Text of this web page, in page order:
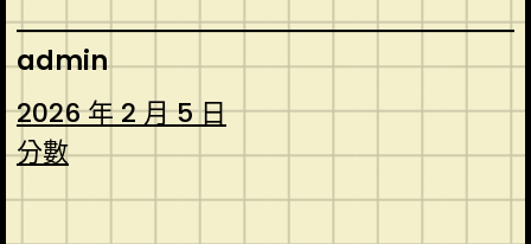
admin
2026 年 2 月 5 日
分數